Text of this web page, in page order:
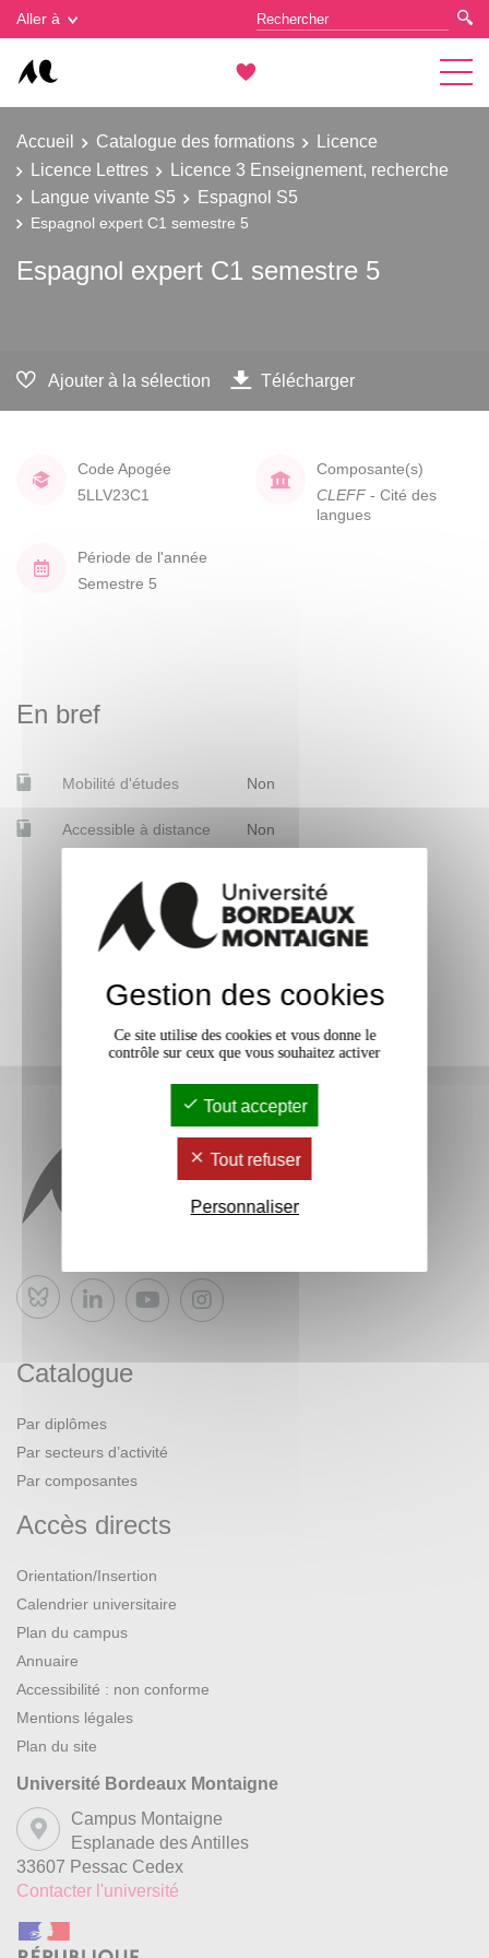
Aller à
Accueil Catalogue des formations
Licence
Licence Lettres
Licence 3 Enseignement, recherche
Langue vivante S5
Espagnol S5
Espagnol expert C1 semestre 5
Espagnol expert C1 semestre 5
Ajouter à la sélection Télécharger
Code Apogée
5LLV23C1
Composante(s)
CLEFF - Cité des
langues
Période de l'année
Semestre 5
En bref
Mobilité d'études Non
Accessible à distance Non
Bluesky
Catalogue
Par diplômes
Par secteurs d’activité
Par composantes
Accès directs
Orientation/Insertion
Calendrier universitaire
Plan du campus
Annuaire
Accessibilité : non conforme
Mentions légales
Plan du site
Université Bordeaux Montaigne
Campus Montaigne
Esplanade des Antilles
33607 Pessac Cedex
Contacter l'université
Gestion des cookies
Gestion des cookies
Ce site utilise des cookies et vous donne le
contrôle sur ceux que vous souhaitez activer
Tout accepter
Tout refuser
Personnaliser